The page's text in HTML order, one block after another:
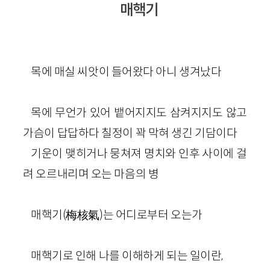
매핵기
목에 매실 씨앗이 들어왔다 아니 생겨났다
목에 무언가 있어 뱉어지지도 삼켜지지도 않고
가슴이 답답하다 칠정이 꽉 막혀 생긴 기담이다
기운이 맺히거나 뭉쳐져 명치와 인후 사이에 걸
려 오르내리며 오는 마음의 병
매핵기(梅核氣)는 어디로부터 오는가
매핵기로 인해 나를 이해하게 되는 일이란,